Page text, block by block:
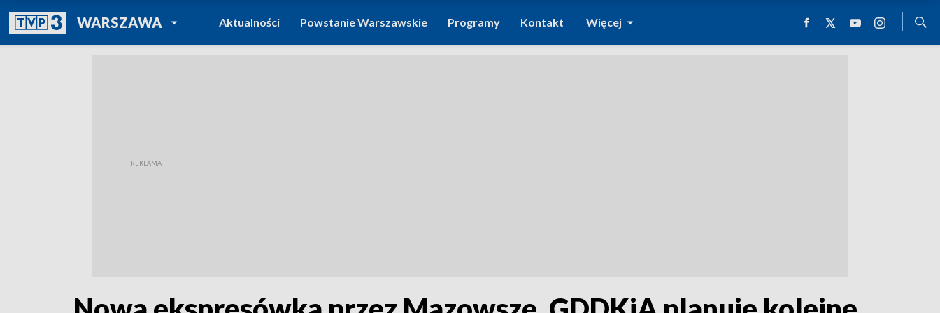
WARSZAWAPOWRÓT DO
TVP REGIONY
Aktualności Powstanie Warszawskie Programy Kontakt Więcej